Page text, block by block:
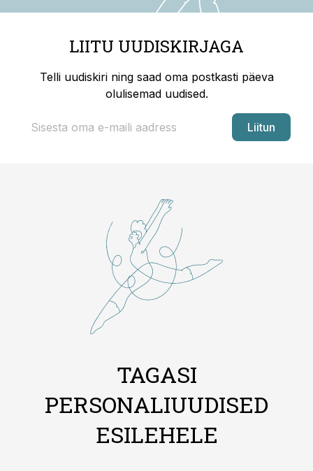
LIITU UUDISKIRJAGA
Telli uudiskiri ning saad oma postkasti päeva
olulisemad uudised.
Liitun
TAGASI
PERSONALIUUDISED
ESILEHELE